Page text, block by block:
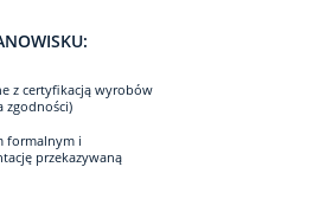
z certyfikacją wyrobów
zgodności)
formalnym i
przekazywaną